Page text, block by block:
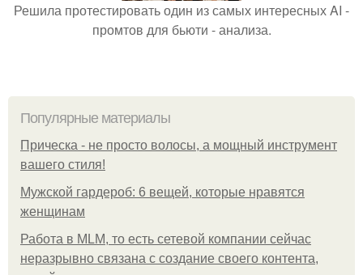
Решила протестировать один из самых интересных AI -
промтов для бьюти - анализа.
Популярные материалы
Прическа - не просто волосы, а мощный инструмент
вашего стиля!
Мужской гардероб: 6 вещей, которые нравятся
женщинам
Работа в MLM, то есть сетевой компании сейчас
неразрывно связана с создание своего контента,